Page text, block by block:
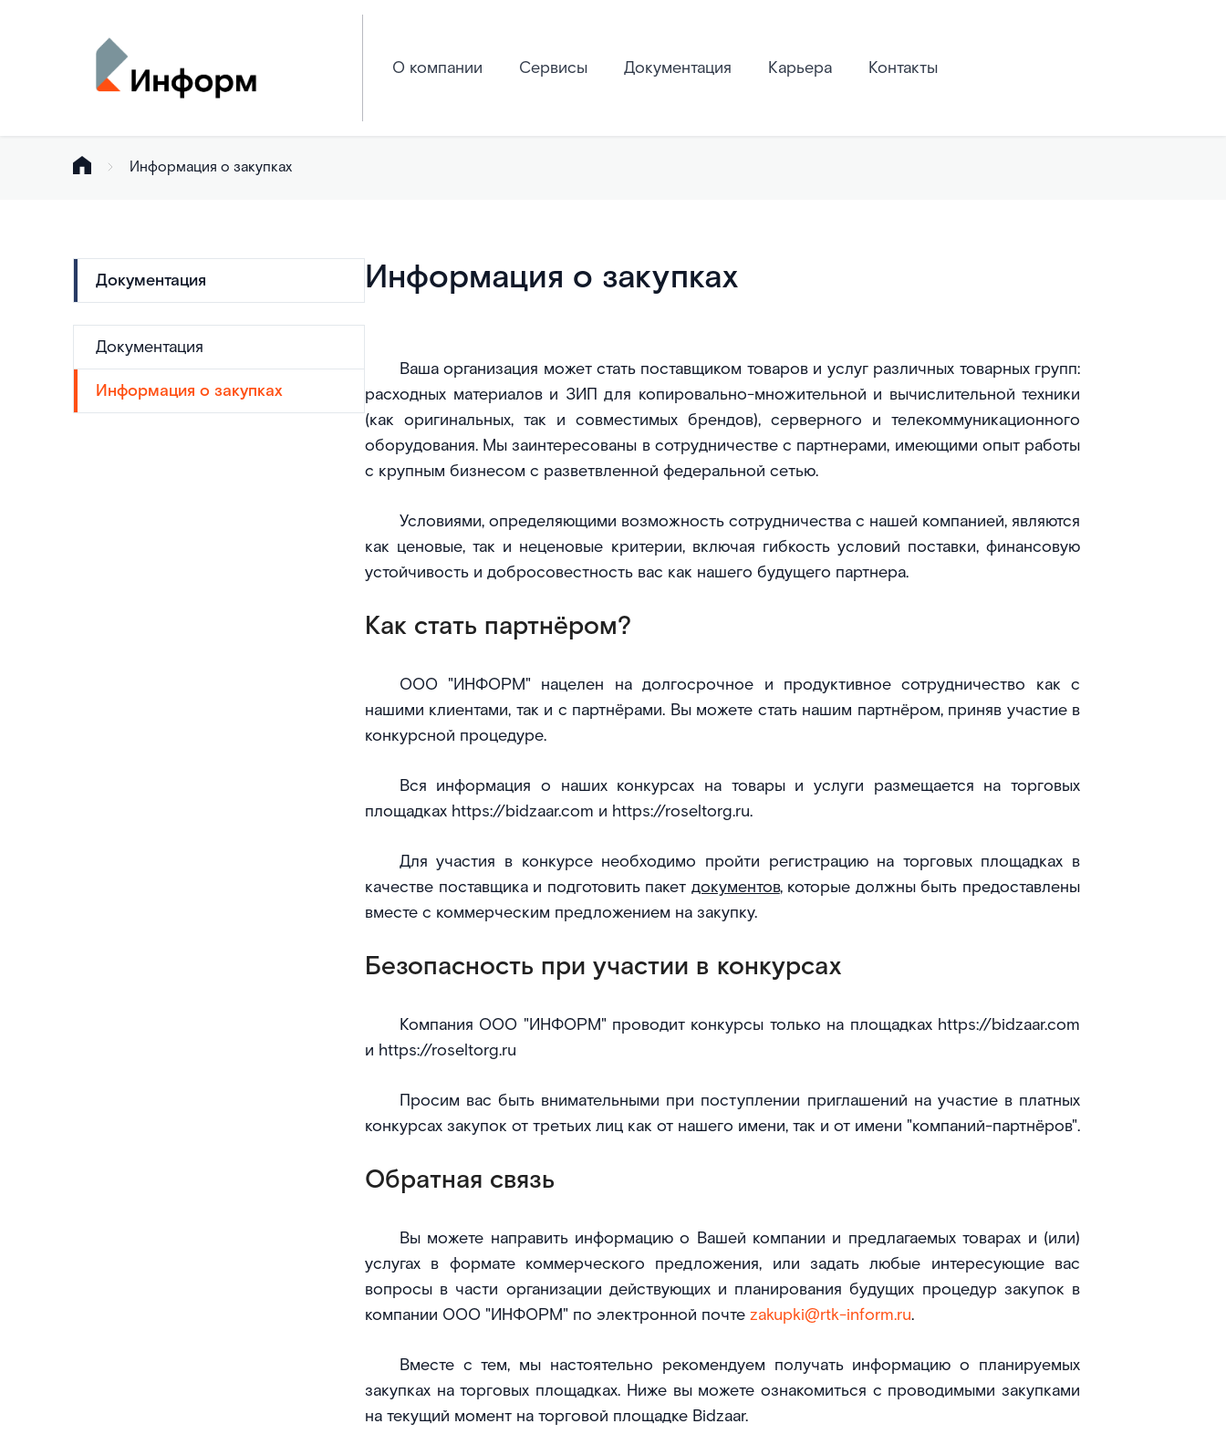
О компании Сервисы Документация Карьера Контакты
Информация о закупках
Документация
Документация
Информация о закупках
Информация о закупках
Ваша организация может стать поставщиком товаров и услуг различных товарных групп:
расходных материалов и ЗИП для копировально-множительной и вычислительной техники
(как оригинальных, так и совместимых брендов), серверного и телекоммуникационного
оборудования. Мы заинтересованы в сотрудничестве с партнерами, имеющими опыт работы
с крупным бизнесом с разветвленной федеральной сетью.
Условиями, определяющими возможность сотрудничества с нашей компанией, являются
как ценовые, так и неценовые критерии, включая гибкость условий поставки, финансовую
устойчивость и добросовестность вас как нашего будущего партнера.
Как стать партнёром?
ООО "ИНФОРМ" нацелен на долгосрочное и продуктивное сотрудничество как с
нашими клиентами, так и с партнёрами. Вы можете стать нашим партнёром, приняв участие в
конкурсной процедуре.
Вся информация о наших конкурсах на товары и услуги размещается на торговых
площадках https://bidzaar.com и https://roseltorg.ru.
Для участия в конкурсе необходимо пройти регистрацию на торговых площадках в
качестве поставщика и подготовить пакет документов, которые должны быть предоставлены
вместе с коммерческим предложением на закупку.
Безопасность при участии в конкурсах
Компания ООО "ИНФОРМ" проводит конкурсы только на площадках https://bidzaar.com
и https://roseltorg.ru
Просим вас быть внимательными при поступлении приглашений на участие в платных
конкурсах закупок от третьих лиц как от нашего имени, так и от имени "компаний-партнёров".
Обратная связь
Вы можете направить информацию о Вашей компании и предлагаемых товарах и (или)
услугах в формате коммерческого предложения, или задать любые интересующие вас
вопросы в части организации действующих и планирования будущих процедур закупок в
компании ООО "ИНФОРМ" по электронной почте zakupki@rtk-inform.ru.
Вместе с тем, мы настоятельно рекомендуем получать информацию о планируемых
закупках на торговых площадках. Ниже вы можете ознакомиться с проводимыми закупками
на текущий момент на торговой площадке Bidzaar.